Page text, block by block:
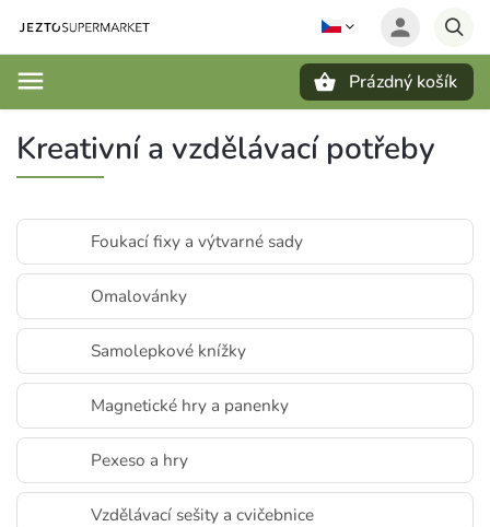
Prázdný košík
Kreativní a vzdělávací potřeby
Foukací fixy a výtvarné sady
Omalovánky
Samolepkové knížky
Magnetické hry a panenky
Pexeso a hry
Vzdělávací sešity a cvičebnice